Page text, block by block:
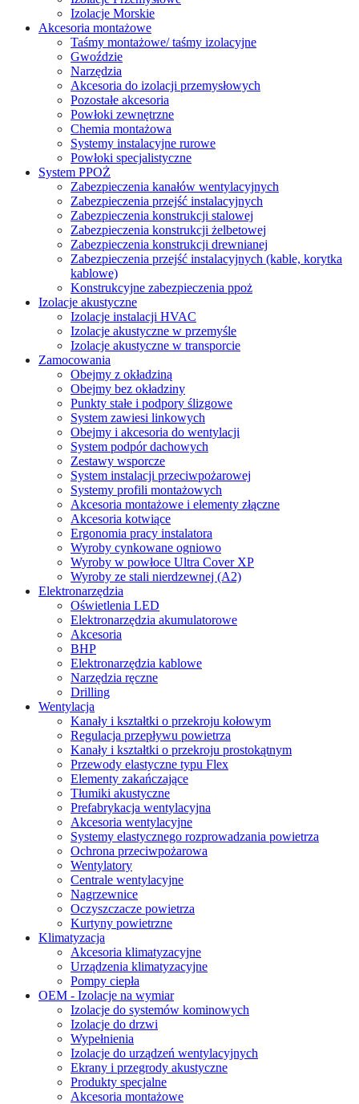
Izolacje Morskie
Akcesoria montażowe
Taśmy montażowe/ taśmy izolacyjne
Gwoździe
Narzędzia
Akcesoria do izolacji przemysłowych
Pozostałe akcesoria
Powłoki zewnętrzne
Chemia montażowa
Systemy instalacyjne rurowe
Powłoki specjalistyczne
System PPOŻ
Zabezpieczenia kanałów wentylacyjnych
Zabezpieczenia przejść instalacyjnych
Zabezpieczenia konstrukcji stalowej
Zabezpieczenia konstrukcji żelbetowej
Zabezpieczenia konstrukcji drewnianej
Zabezpieczenia przejść instalacyjnych (kable, korytka
kablowe)
Konstrukcyjne zabezpieczenia ppoż
Izolacje akustyczne
Izolacje instalacji HVAC
Izolacje akustyczne w przemyśle
Izolacje akustyczne w transporcie
Zamocowania
Obejmy z okładziną
Obejmy bez okładziny
Punkty stałe i podpory ślizgowe
System zawiesi linkowych
Obejmy i akcesoria do wentylacji
System podpór dachowych
Zestawy wsporcze
System instalacji przeciwpożarowej
Systemy profili montażowych
Akcesoria montażowe i elementy złączne
Akcesoria kotwiące
Ergonomia pracy instalatora
Wyroby cynkowane ogniowo
Wyroby w powłoce Ultra Cover XP
Wyroby ze stali nierdzewnej (A2)
Elektronarzędzia
Oświetlenia LED
Elektronarzędzia akumulatorowe
Akcesoria
BHP
Elektronarzędzia kablowe
Narzędzia ręczne
Drilling
Wentylacja
Kanały i kształtki o przekroju kołowym
Regulacja przepływu powietrza
Kanały i kształtki o przekroju prostokątnym
Przewody elastyczne typu Flex
Elementy zakańczające
Tłumiki akustyczne
Prefabrykacja wentylacyjna
Akcesoria wentylacyjne
Systemy elastycznego rozprowadzania powietrza
Ochrona przeciwpożarowa
Wentylatory
Centrale wentylacyjne
Nagrzewnice
Oczyszczacze powietrza
Kurtyny powietrzne
Klimatyzacja
Akcesoria klimatyzacyjne
Urządzenia klimatyzacyjne
Pompy ciepła
OEM - Izolacje na wymiar
Izolacje do systemów kominowych
Izolacje do drzwi
Wypełnienia
Izolacje do urządzeń wentylacyjnych
Ekrany i przegrody akustyczne
Produkty specjalne
Akcesoria montażowe